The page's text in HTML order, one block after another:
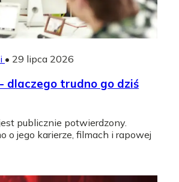
• 29 lipca 2026
dlaczego trudno go dziś
publicznie potwierdzony.
o jego karierze, filmach i rapowej